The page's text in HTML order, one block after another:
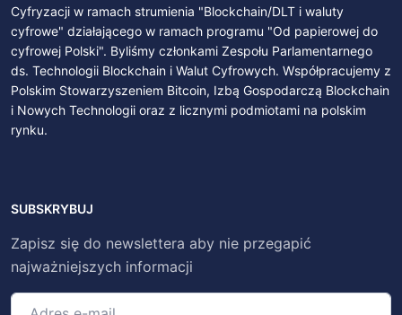
Cyfryzacji w ramach strumienia "Blockchain/DLT i waluty
cyfrowe" działającego w ramach programu "Od papierowej do
cyfrowej Polski". Byliśmy członkami Zespołu Parlamentarnego
ds. Technologii Blockchain i Walut Cyfrowych. Współpracujemy z
Polskim Stowarzyszeniem Bitcoin, Izbą Gospodarczą Blockchain
i Nowych Technologii oraz z licznymi podmiotami na polskim
rynku.
SUBSKRYBUJ
Zapisz się do newslettera aby nie przegapić
najważniejszych informacji